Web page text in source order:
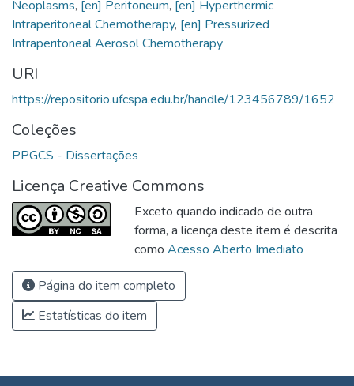
Neoplasms, [en] Peritoneum, [en] Hyperthermic
Intraperitoneal Chemotherapy, [en] Pressurized
Intraperitoneal Aerosol Chemotherapy
URI
https://repositorio.ufcspa.edu.br/handle/123456789/1652
Coleções
PPGCS - Dissertações
Licença Creative Commons
Exceto quando indicado de outra
forma, a licença deste item é descrita
como Acesso Aberto Imediato
Página do item completo
Estatísticas do item